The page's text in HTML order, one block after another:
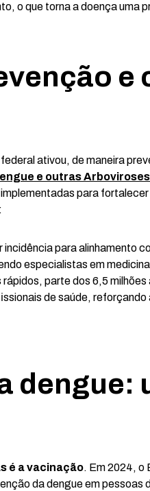
o que torna a doença uma
e
ativou, de maneira
e outras Arboviroses
para
para alinhamento
especialistas em
parte dos 6,5
de saúde,
dengue:
é a vacinação. Em 2024, o
da dengue em pessoas